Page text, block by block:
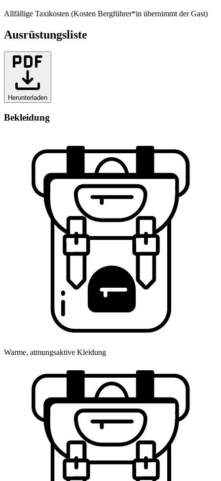
Allfällige Taxikosten (Kosten Bergführer*in übernimmt der Gast)
Ausrüstungsliste
Herunterladen
Bekleidung
Warme, atmungsaktive Kleidung